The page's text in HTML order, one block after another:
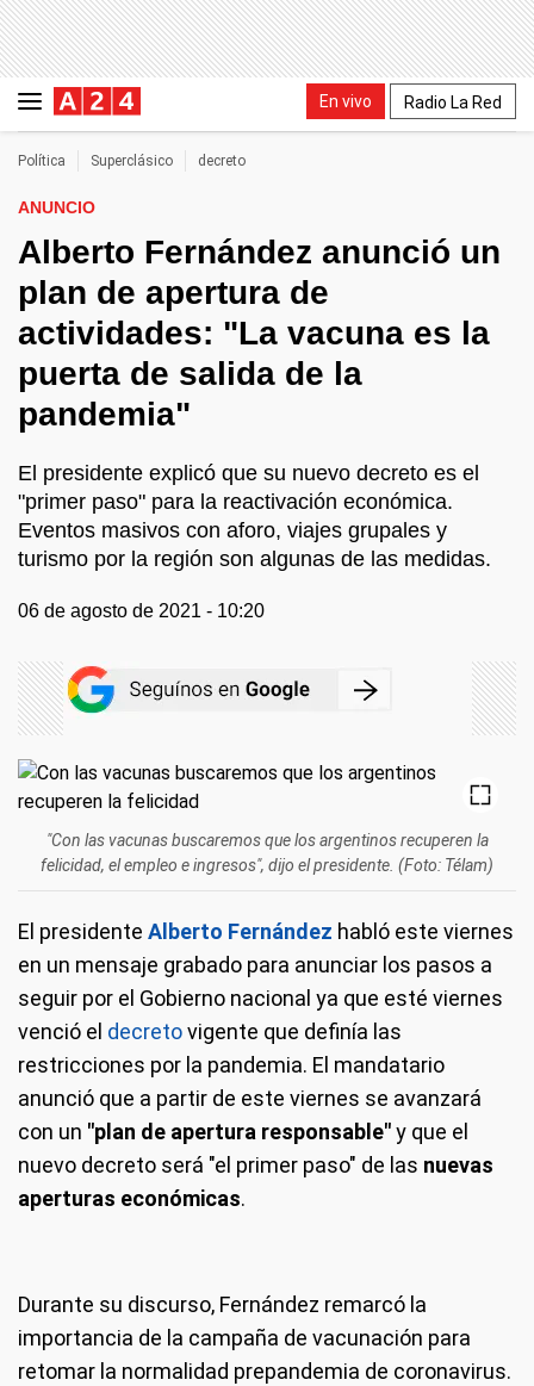
En vivo Radio La Red
Política Superclásico decreto
ANUNCIO
Alberto Fernández anunció un
plan de apertura de
actividades: "La vacuna es la
puerta de salida de la
pandemia"
El presidente explicó que su nuevo decreto es el
"primer paso" para la reactivación económica.
Eventos masivos con aforo, viajes grupales y
turismo por la región son algunas de las medidas.
06 de agosto de 2021 - 10:20
"Con las vacunas buscaremos que los argentinos recuperen la
felicidad, el empleo e ingresos", dijo el presidente. (Foto: Télam)
El presidente Alberto Fernández habló este viernes
en un mensaje grabado para anunciar los pasos a
seguir por el Gobierno nacional ya que esté viernes
venció el decretovigente que definía las
restricciones por la pandemia. El mandatario
anunció que a partir de este viernes se avanzará
con un "plan de apertura responsable"y que el
nuevo decreto será "el primer paso" de las nuevas
aperturas económicas.
Durante su discurso, Fernández remarcó la
importancia de la campaña de vacunación para
retomar la normalidad prepandemia de coronavirus.